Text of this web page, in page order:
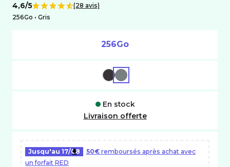
Note de
4,6/5
(28 avis)
256Go •
gris
256Go
NOIR GRIS
En stock
Livraison offerte
Jusqu'au 17/08 50€ remboursés après achat avec
un forfait RED